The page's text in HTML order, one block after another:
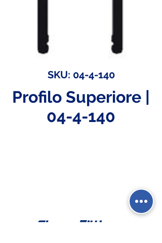
SKU: 04-4-140
Profilo Superiore |
04-4-140